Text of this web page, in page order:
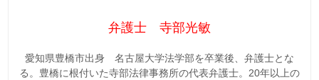
弁護士 寺部光敏
愛知県豊橋市出身 名古屋大学法学部を卒業後、弁護士とな
る。豊橋に根付いた寺部法律事務所の代表弁護士。20年以上の